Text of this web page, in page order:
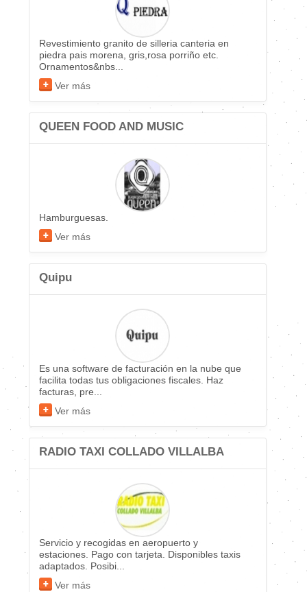
Revestimiento granito de silleria canteria en
piedra pais morena, gris,rosa porriño etc.
Ornamentos&nbs...
Ver más
QUEEN FOOD AND MUSIC
Hamburguesas.
Ver más
Quipu
Es una software de facturación en la nube que
facilita todas tus obligaciones fiscales. Haz
facturas, pre...
Ver más
RADIO TAXI COLLADO VILLALBA
Servicio y recogidas en aeropuerto y
estaciones. Pago con tarjeta. Disponibles taxis
adaptados. Posibi...
Ver más